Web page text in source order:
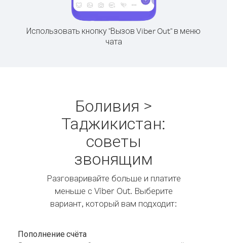
Использовать кнопку "Вызов Viber Out" в меню
чата
Боливия >
Таджикистан:
советы
звонящим
Разговаривайте больше и платите
меньше с Viber Out. Выберите
вариант, который вам подходит:
Пополнение счёта